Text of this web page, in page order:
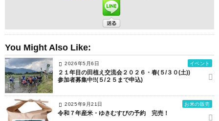
You Might Also Like:
2026年5月6日 イベント
２１年目の田植え交流会２０２６・春(５/３０(土))
参加者募集中‼(５/２５まで申込)
2025年9月21日 お米の販売
令和７年産米・ゆきむすびの予約 完売！